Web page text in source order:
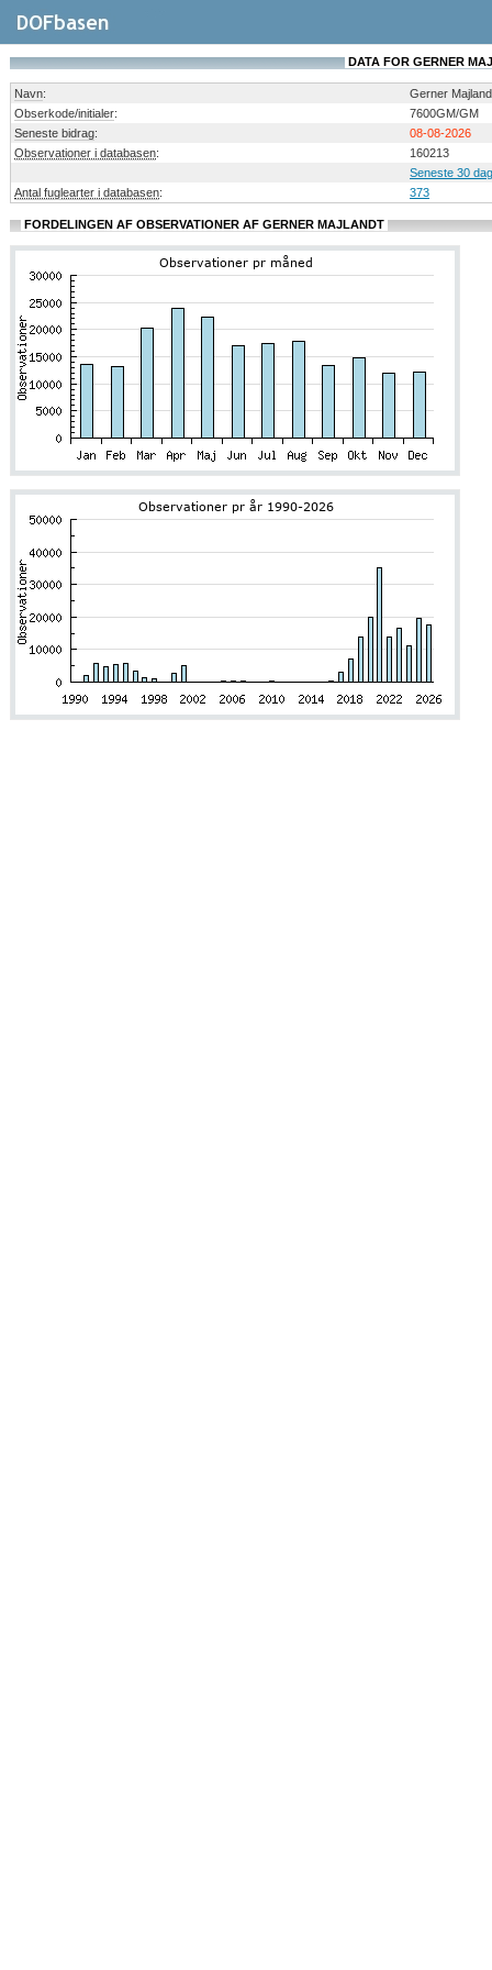
DATA FOR GERNER
Navn:
Gerner
Obserkode/initialer:
7600GM/GM
Seneste bidrag:
08-08-2026
Observationer i databasen:
160213
Seneste 30
Antal fuglearter i databasen: 373
FORDELINGEN AF OBSERVATIONER AF GERNER MAJLANDT